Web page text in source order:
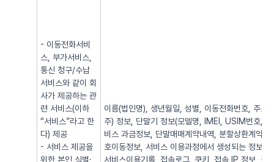
- 이동전화서비
스, 부가서비스,
통신 청구/수납
서비스와 같이 회
사가 제공하는 관
련 서비스(이하
“서비스”라고 한
다) 제공
- 서비스 제공을
위한 본인 식별·
이름(법인명), 생년월일, 성별, 이동전화번호, 주
주) 정보, 단말기 정보(모델명, IMEI, USIM번호,
비스 과금정보, 단말매매계약내역, 분할상환계약
호이동정보, 서비스 이용과정에서 생성되는 정보(
서비스이용기록, 접속로그, 쿠키, 접속 IP 정보, 결